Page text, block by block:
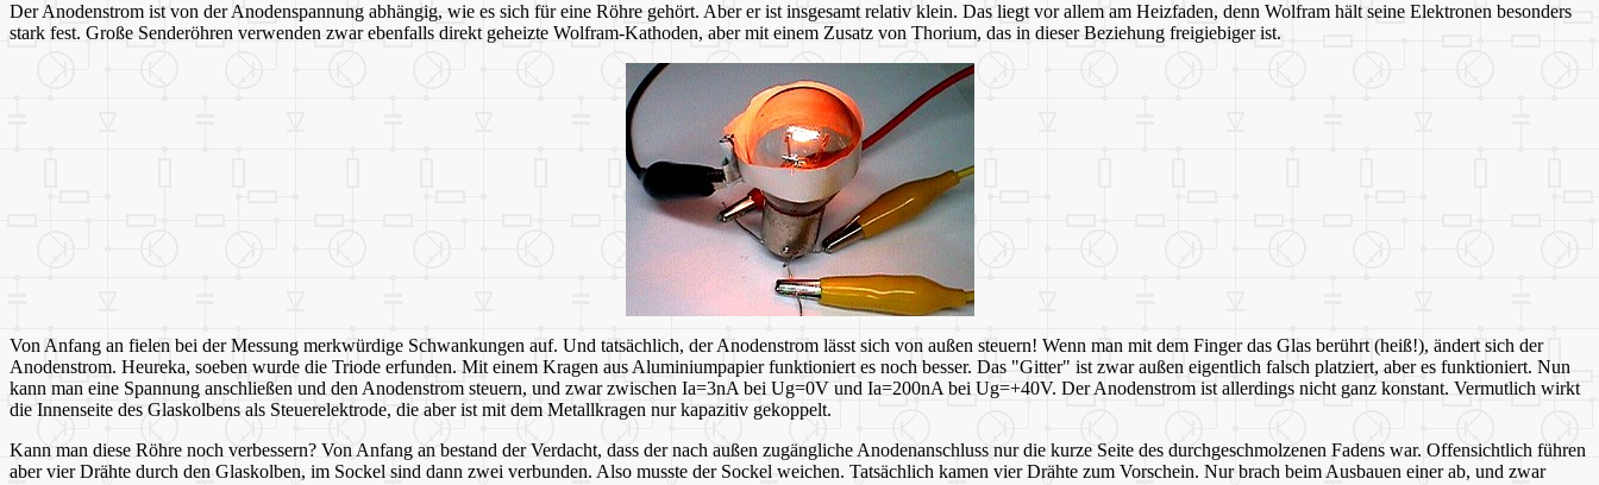
Der Anodenstrom ist von der Anodenspannung abhängig, wie es sich für eine Röhre gehört. Aber er ist insgesamt relativ klein. Das liegt vor allem am Heizfaden, denn Wolfram hält seine Elektronen besonders
stark fest. Große Senderöhren verwenden zwar ebenfalls direkt geheizte Wolfram-Kathoden, aber mit einem Zusatz von Thorium, das in dieser Beziehung freigiebiger ist.
Von Anfang an fielen bei der Messung merkwürdige Schwankungen auf. Und tatsächlich, der Anodenstrom lässt sich von außen steuern! Wenn man mit dem Finger das Glas berührt (heiß!), ändert sich der
Anodenstrom. Heureka, soeben wurde die Triode erfunden. Mit einem Kragen aus Aluminiumpapier funktioniert es noch besser. Das "Gitter" ist zwar außen eigentlich falsch platziert, aber es funktioniert. Nun
kann man eine Spannung anschließen und den Anodenstrom steuern, und zwar zwischen Ia=3nA bei Ug=0V und Ia=200nA bei Ug=+40V. Der Anodenstrom ist allerdings nicht ganz konstant. Vermutlich wirkt
die Innenseite des Glaskolbens als Steuerelektrode, die aber ist mit dem Metallkragen nur kapazitiv gekoppelt.
Kann man diese Röhre noch verbessern? Von Anfang an bestand der Verdacht, dass der nach außen zugängliche Anodenanschluss nur die kurze Seite des durchgeschmolzenen Fadens war. Offensichtlich führen
aber vier Drähte durch den Glaskolben, im Sockel sind dann zwei verbunden. Also musste der Sockel weichen. Tatsächlich kamen vier Drähte zum Vorschein. Nur brach beim Ausbauen einer ab, und zwar